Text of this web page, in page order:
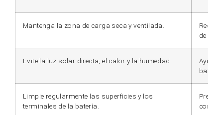
Mantenga la zona de carga seca y ventilada.
de la
Evite la luz solar directa, el calor y la humedad.
Ayuda
batería.
Limpie regularmente las superficies y los
terminales de la batería.